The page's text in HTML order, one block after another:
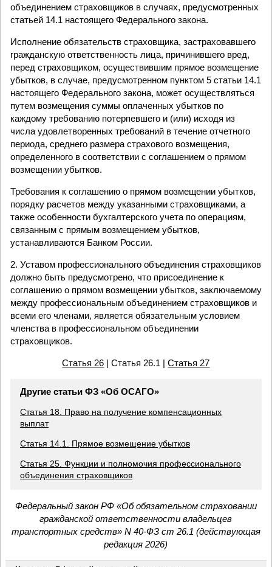
объединением страховщиков в случаях, предусмотренных
статьей 14.1 настоящего Федерального закона.
Исполнение обязательств страховщика, застраховавшего
гражданскую ответственность лица, причинившего вред,
перед страховщиком, осуществившим прямое возмещение
убытков, в случае, предусмотренном пунктом 5 статьи 14.1
настоящего Федерального закона, может осуществляться
путем возмещения суммы оплаченных убытков по
каждому требованию потерпевшего и (или) исходя из
числа удовлетворенных требований в течение отчетного
периода, среднего размера страхового возмещения,
определенного в соответствии с соглашением о прямом
возмещении убытков.
Требования к соглашению о прямом возмещении убытков,
порядку расчетов между указанными страховщиками, а
также особенности бухгалтерского учета по операциям,
связанным с прямым возмещением убытков,
устанавливаются Банком России.
2. Уставом профессионального объединения страховщиков
должно быть предусмотрено, что присоединение к
соглашению о прямом возмещении убытков, заключаемому
между профессиональным объединением страховщиков и
всеми его членами, является обязательным условием
членства в профессиональном объединении
страховщиков.
Статья 26 | Статья 26.1 |Статья 27
Другие статьи ФЗ «Об ОСАГО»
Статья 18. Право на получение компенсационных
выплат
Статья 14.1. Прямое возмещение убытков
Статья 25. Функции и полномочия профессионального
объединения страховщиков
Федеральный закон РФ «Об обязательном страховании
гражданской ответственности владельцев
транспортных средств» N 40-ФЗ ст 26.1 (действующая
редакция 2026)